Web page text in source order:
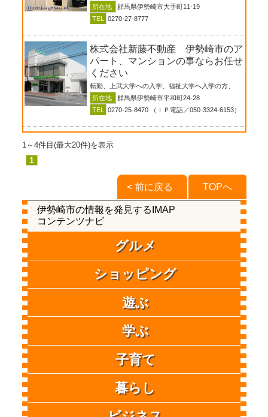
所在地
群馬県伊勢崎市大手町11-19
TEL
0270-27-8777
株式会社新藤不動産 伊勢崎市のア
パート、マンションの事ならお任せ
ください
転勤、上武大学への入学、福祉大学へ入学の方、
所在地
群馬県伊勢崎市平和町24-28
TEL
0270-25-8470 （ＩＰ電話／050-3324-6153）
1～4件目(最大20件)を表示
1
TOPへ
< 前に戻る
伊勢崎市の情報を発見するIMAP
コンテンツナビ
グルメ
ショッピング
遊ぶ
学ぶ
子育て
暮らし